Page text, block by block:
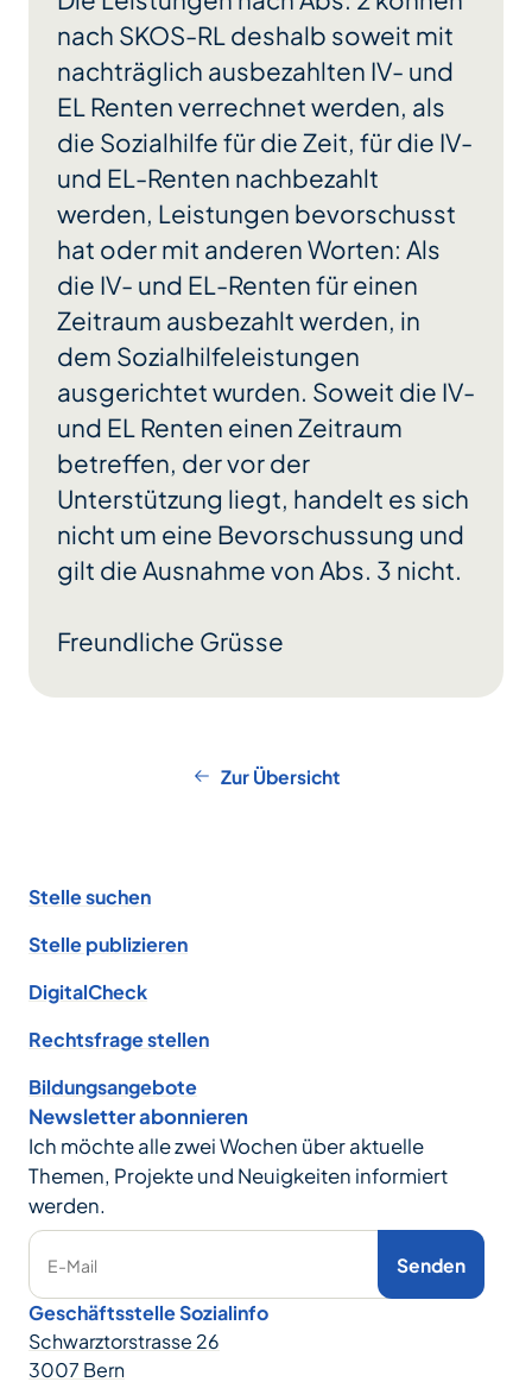
nach SKOS-RL deshalb soweit mit
nachträglich ausbezahlten IV- und
EL Renten verrechnet werden, als
die Sozialhilfe für die Zeit, für die IV-
und EL-Renten nachbezahlt
werden, Leistungen bevorschusst
hat oder mit anderen Worten: Als
die IV- und EL-Renten für einen
Zeitraum ausbezahlt werden, in
dem Sozialhilfeleistungen
ausgerichtet wurden. Soweit die IV-
und EL Renten einen Zeitraum
betreffen, der vor der
Unterstützung liegt, handelt es sich
nicht um eine Bevorschussung und
gilt die Ausnahme von Abs. 3 nicht.
Freundliche Grüsse
Zur Übersicht
Stelle suchen
Stelle publizieren
DigitalCheck
Rechtsfrage stellen
Bildungsangebote
Newsletter abonnieren
Ich möchte alle zwei Wochen über aktuelle
Themen, Projekte und Neuigkeiten informiert
werden.
E-Mail Senden
Geschäftsstelle Sozialinfo
Schwarztorstrasse 26
3007 Bern